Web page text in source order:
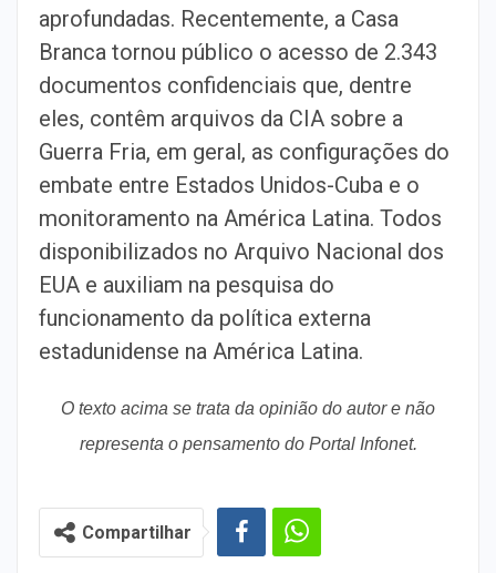
aprofundadas. Recentemente, a Casa
Branca tornou público o acesso de 2.343
documentos confidenciais que, dentre
eles, contêm arquivos da CIA sobre a
Guerra Fria, em geral, as configurações do
embate entre Estados Unidos-Cuba e o
monitoramento na América Latina. Todos
disponibilizados no Arquivo Nacional dos
EUA e auxiliam na pesquisa do
funcionamento da política externa
estadunidense na América Latina.
O texto acima se trata da opinião do autor e não
representa o pensamento do Portal Infonet.
Compartilhar